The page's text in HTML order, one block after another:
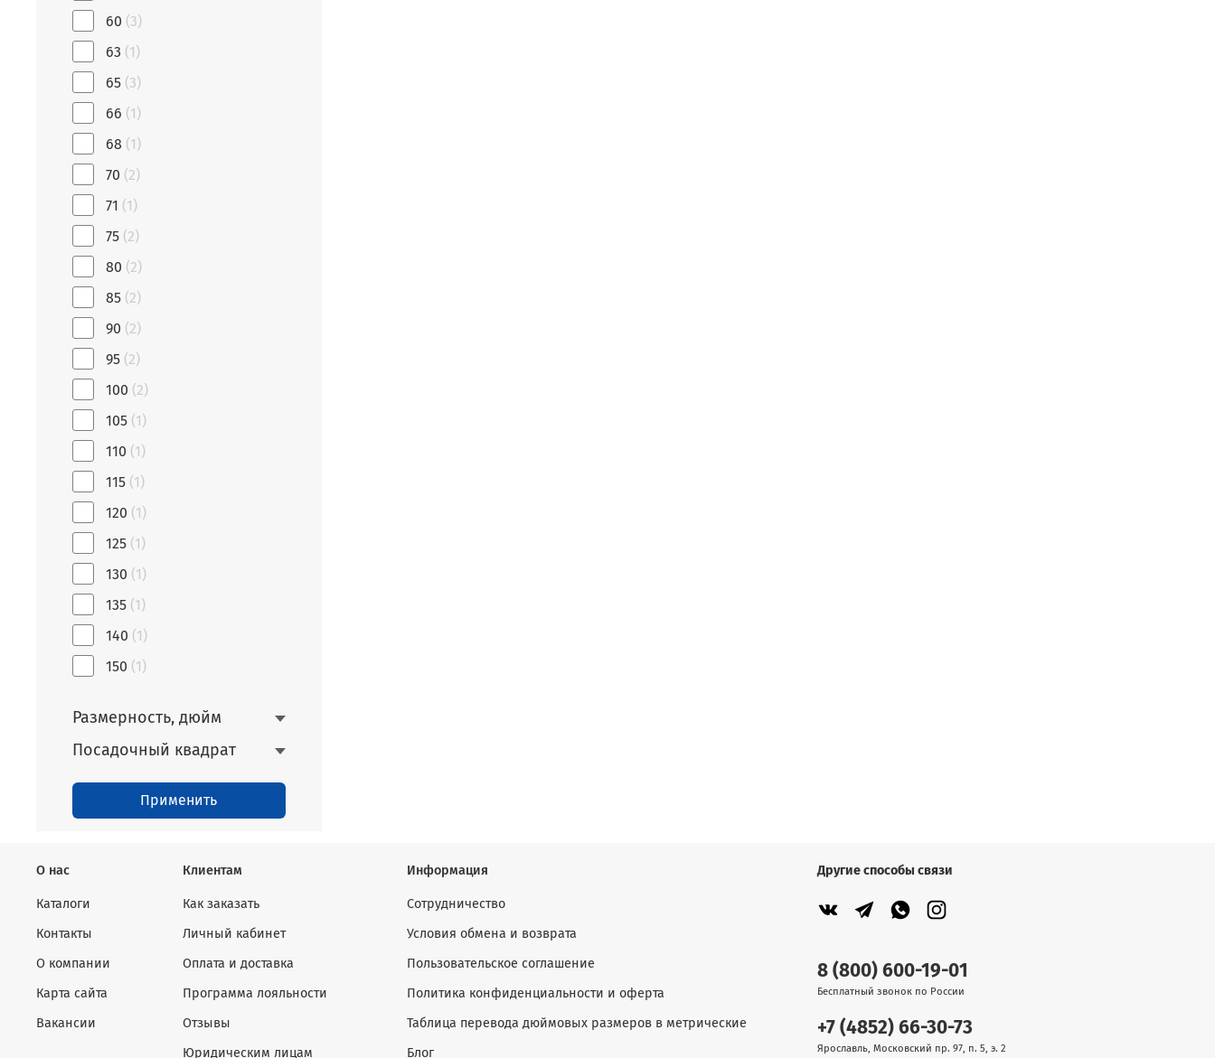
60 (3)
63 (1)
65 (3)
66 (1)
68 (1)
70 (2)
71 (1)
75 (2)
80 (2)
85 (2)
90 (2)
95 (2)
100 (2)
105 (1)
110 (1)
115 (1)
120 (1)
125 (1)
130 (1)
135 (1)
140 (1)
150 (1)
Размерность, дюйм
Посадочный квадрат
Применить
О нас
Каталоги
Контакты
О компании
Карта сайта
Вакансии
Клиентам
Как заказать
Личный кабинет
Оплата и доставка
Программа лояльности
Отзывы
Юридическим лицам
Информация
Сотрудничество
Условия обмена и возврата
Пользовательское соглашение
Политика конфиденциальности и оферта
Таблица перевода дюймовых размеров в метрические
Блог
Другие способы связи
8 (800) 600-19-01
Бесплатный звонок по России
+7 (4852) 66-30-73
Ярославль, Московский пр. 97, п. 5, э. 2